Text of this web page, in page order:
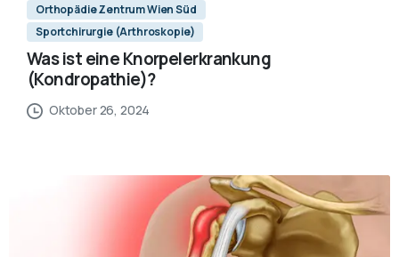
Orthopädie Zentrum Wien Süd
Sportchirurgie (Arthroskopie)
Was ist eine Knorpelerkrankung
(Kondropathie)?
Oktober 26, 2024